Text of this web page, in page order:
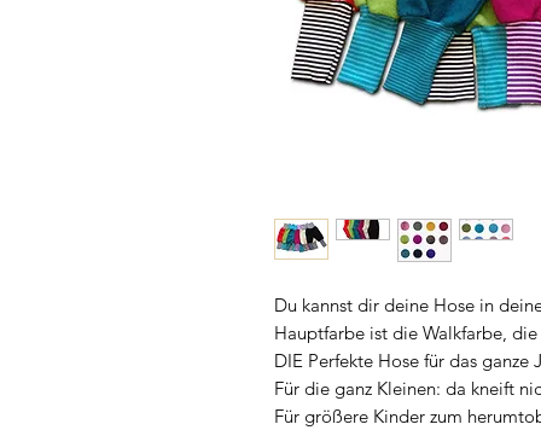
Du kannst dir deine Hose in
Hauptfarbe ist die Walkfarbe,
DIE Perfekte Hose für das ganze
Für die ganz Kleinen: da kneift
Für größere Kinder zum